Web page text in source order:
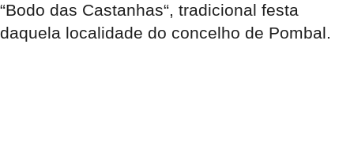
“Bodo das Castanhas“, tradicional festa
daquela localidade do concelho de Pombal.